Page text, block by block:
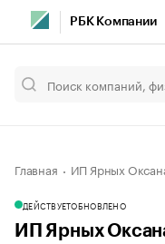
РБК Компании
Главная ИП Ярных
ДЕЙСТВУЕТОБНОВЛЕНО
ИП Ярных